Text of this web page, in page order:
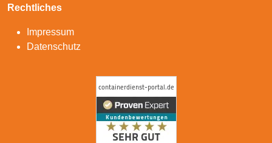
Rechtliches
Impressum
Datenschutz